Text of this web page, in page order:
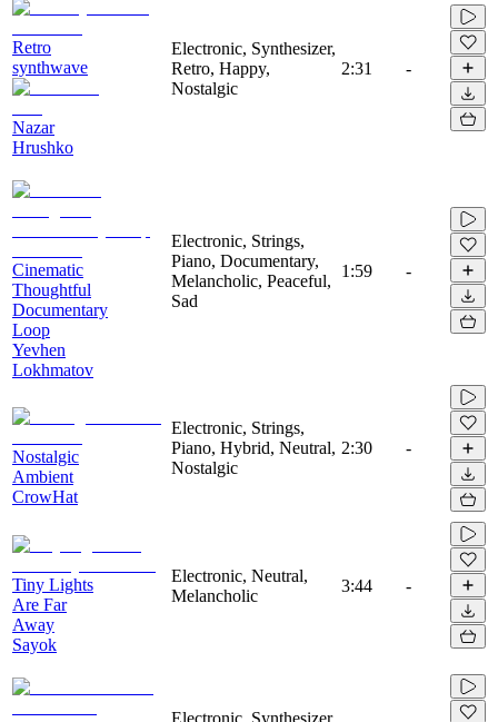
Retro
synthwave
Nazar
Hrushko
Electronic, Synthesizer,
Retro, Happy,
Nostalgic
2:31 -
Cinematic
Thoughtful
Documentary
Loop
Yevhen
Lokhmatov
Electronic, Strings,
Piano, Documentary,
Melancholic, Peaceful,
Sad
1:59 -
Nostalgic
Ambient
CrowHat
Electronic, Strings,
Piano, Hybrid, Neutral,
Nostalgic
2:30 -
Tiny Lights
Are Far
Away
Sayok
Electronic, Neutral,
Melancholic
3:44 -
Electronic, Synthesizer,